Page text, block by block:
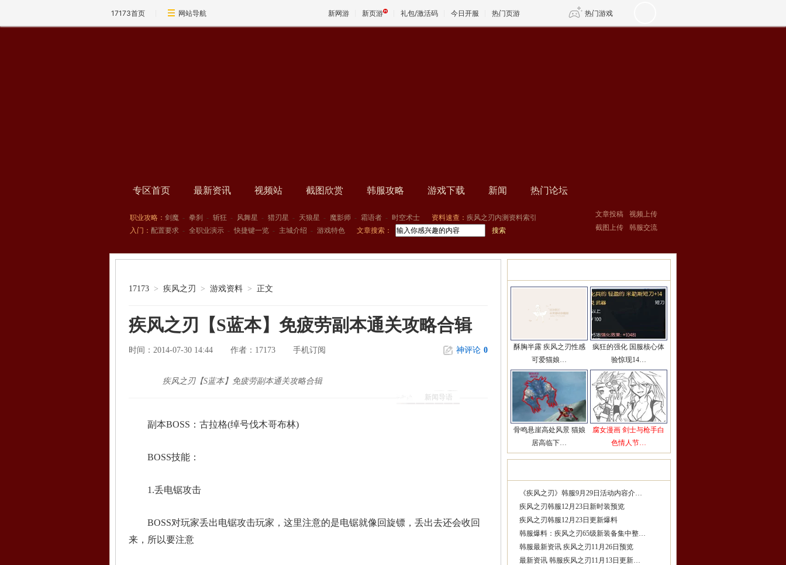
17173首页 网站导航 新网游 新页游 礼包/激活码 今日开服 热门页游 热门游戏
专区首页 最新资讯 视频站 截图欣赏 韩服攻略 游戏下载 新闻 热门论坛
职业攻略： 剑魔 - 拳刹 - 斩狂 - 风舞星 - 猎刃星 - 天狼星 - 魔影师 - 霜语者 - 时空术士 资料速查： 疾风之刃内测资料索引
入门： 配置要求 - 全职业演示 - 快捷键一览 - 主城介绍 - 游戏特色 文章搜索：
文章投稿
视频上传
截图上传
韩服交流
17173 > 疾风之刃 > 游戏资料 > 正文
疾风之刃【S蓝本】免疲劳副本通关攻略合辑
时间：2014-07-30 14:44 作者： 17173 手机订阅 神评论 0
新闻导语
疾风之刃【S蓝本】免疲劳副本通关攻略合辑
副本BOSS：古拉格(绰号伐木哥布林)
BOSS技能：
1.丢电锯攻击
BOSS对玩家丢出电锯攻击玩家，这里注意的是电锯就像回旋镖，丢出去还会收回
来，所以要注意
酥胸半露 疾风之刃性感
可爱猫娘…
疯狂的强化 国服核心体
验惊现14…
骨鸣悬崖高处风景 猫娘
居高临下…
腐女漫画 剑士与枪手白
色情人节…
《疾风之刃》韩服9月29日活动内容介…
疾风之刃韩服12月23日新时装预览
疾风之刃韩服12月23日更新爆料
韩服爆料：疾风之刃65级新装备集中整…
韩服最新资讯 疾风之刃11月26日预览
最新资讯 韩服疾风之刃11月13日更新…